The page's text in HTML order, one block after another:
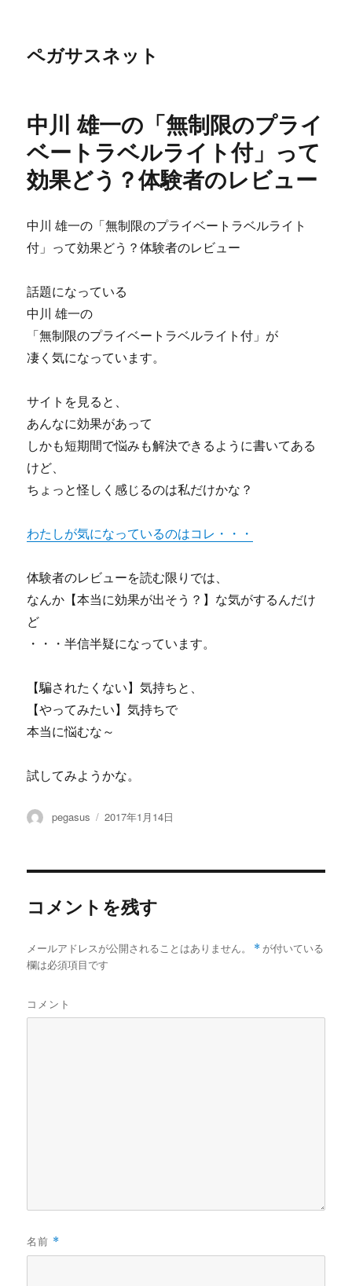
ペガサスネット
中川 雄一の「無制限のプライ
ベートラベルライト付」って
効果どう？体験者のレビュー
中川 雄一の「無制限のプライベートラベルライト
付」って効果どう？体験者のレビュー
話題になっている
中川 雄一の
「無制限のプライベートラベルライト付」が
凄く気になっています。
サイトを見ると、
あんなに効果があって
しかも短期間で悩みも解決できるように書いてある
けど、
ちょっと怪しく感じるのは私だけかな？
わたしが気になっているのはコレ・・・
体験者のレビューを読む限りでは、
なんか【本当に効果が出そう？】な気がするんだけ
ど
・・・半信半疑になっています。
【騙されたくない】気持ちと、
【やってみたい】気持ちで
本当に悩むな～
試してみようかな。
投
pegasus
投
2017年1月14日
コメントを残す
メールアドレスが公開されることはありません。 * が付いている
欄は必須項目です
コメント
名前 *